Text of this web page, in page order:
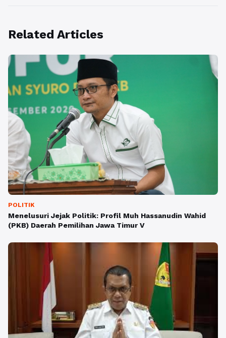
Related Articles
POLITIK
Menelusuri Jejak Politik: Profil Muh Hassanudin Wahid
(PKB) Daerah Pemilihan Jawa Timur V